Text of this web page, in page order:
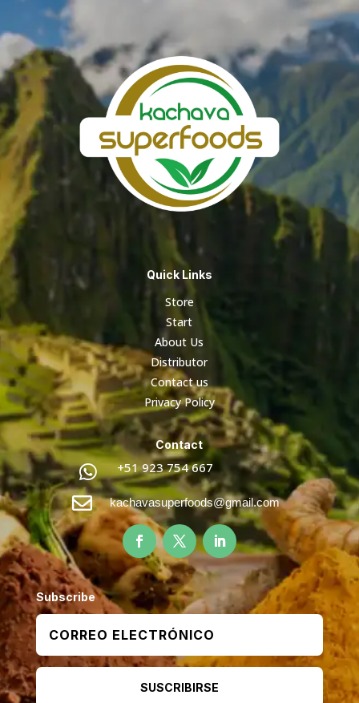
Quick Links
Store
Start
About Us
Distributor
Contact us
Privacy Policy
Contact
 +51 923 754 667
 kachavasuperfoods@gmail.com
Subscribe
SUSCRIBIRSE